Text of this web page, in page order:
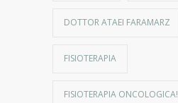
DOTTOR ATAEI FARAMARZ
FISIOTERAPIA
FISIOTERAPIA ONCOLOGICA!